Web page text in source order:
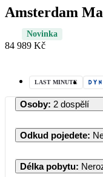
Amsterdam
Novinka
84 989 Kč
LAST MINUTE
Osoby: 2 dospělí
Odkud pojedete:
Délka pobytu: